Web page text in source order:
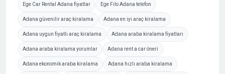
Ege Car Rental Adana fiyatlar Ege Filo Adana telefon
Adana güvenilir araç kiralama Adana en iyi araç kiralama
Adana uygun fiyatlı araç kiralama Adana araba kiralama fiyatları
Adana araba kiralama yorumlar Adana rent a car öneri
Adana ekonomik araba kiralama Adana hızlı araba kiralama